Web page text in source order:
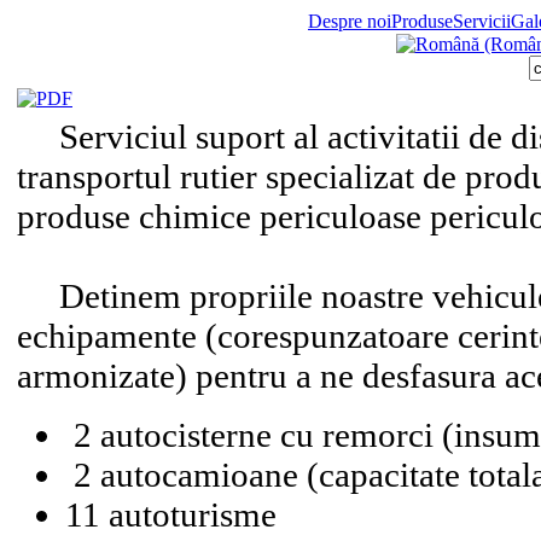
Despre noiProduseServicii
Serviciul suport al activitatii de
transportul rutier specializat de
produse chimice periculoase
Detinem propriile noastre
echipamente (corespunzatoare
armonizate) pentru a ne desfasura
2 autocisterne cu remorci
2 autocamioane (capacitate
11 autoturisme